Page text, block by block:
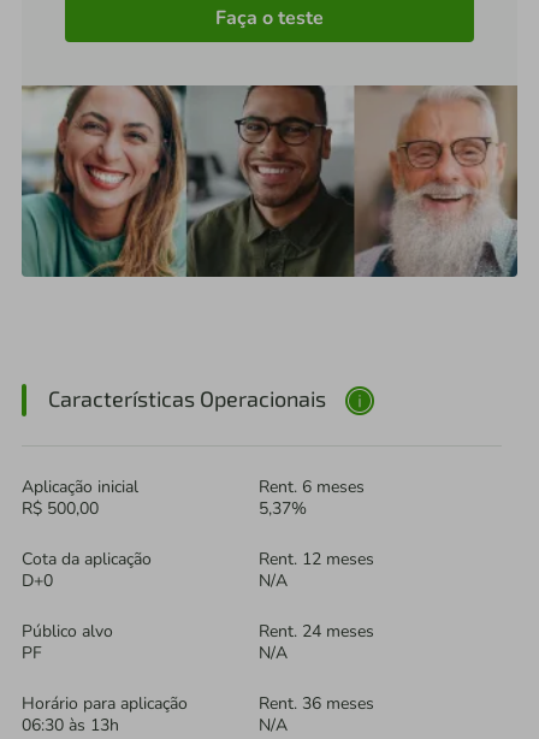
Faça o teste
Características Operacionais
Aplicação inicial
R$ 500,00
Rent. 6 meses
5,37%
Cota da aplicação
D+0
Horário para aplicação
06:30 às 13h
Público alvo
PF
Rent. 12 meses
N/A
Rent. 24 meses
N/A
Rent. 36 meses
N/A